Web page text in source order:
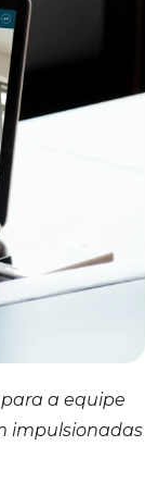
a equipe
impulsionadas